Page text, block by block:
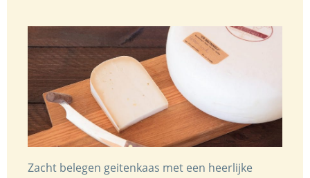
Zacht belegen geitenkaas met een heerlijke